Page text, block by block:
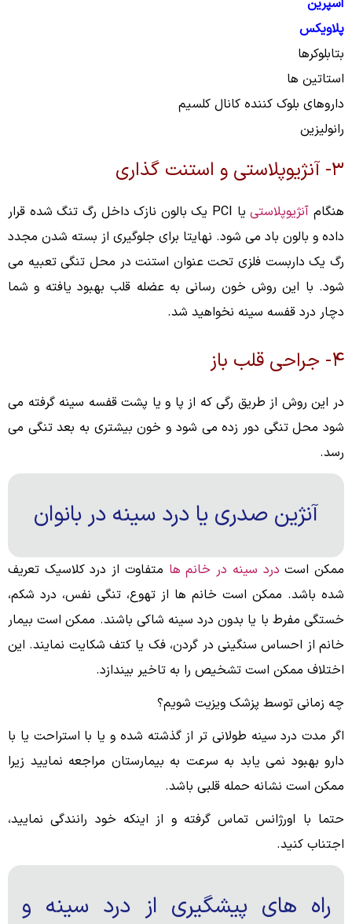
پلاویکس
بتابلوکرها
استاتین ها
داروهای بلوک کننده کانال کلسیم
رانولیزین
۳- آنژیوپلاستی و استنت گذاری
هنگام آنژیوپلاستی
یا PCI یک بالون نازک داخل رگ تنگ شده قرار
داده و بالون باد می شود. نهایتا برای جلوگیری از بسته شدن مجدد
رگ یک داربست فلزی تحت عنوان استنت در محل تنگی تعبیه می
شود. با این روش خون رسانی به عضله قلب بهبود یافته و شما
دچار درد قفسه سینه نخواهید شد.
۴- جراحی قلب باز
در این روش از طریق رگی که از پا و یا پشت قفسه سینه گرفته می
شود محل تنگی دور زده می شود و خون بیشتری به بعد تنگی می
رسد.
آنژین صدری یا درد سینه در بانوان
ممکن است درد سینه در خانم ها متفاوت از درد کلاسیک تعریف
شده باشد. ممکن است خانم ها از تهوع، تنگی نفس، درد شکم،
خستگی مفرط با یا بدون درد سینه شاکی باشند. ممکن است بیمار
خانم از احساس سنگینی در گردن، فک یا کتف شکایت نمایند. این
اختلاف ممکن است تشخیص را به تاخیر بیندازد.
چه زمانی توسط پزشک ویزیت شویم؟
اگر مدت درد سینه طولانی تر از گذشته شده و یا با استراحت یا با
دارو بهبود نمی یابد به سرعت به بیمارستان مراجعه نمایید زیرا
ممکن است نشانه حمله قلبی باشد.
حتما با اورژانس تماس گرفته و از اینکه خود رانندگی نمایید،
اجتناب کنید.
راه های پیشگیری از درد سینه و